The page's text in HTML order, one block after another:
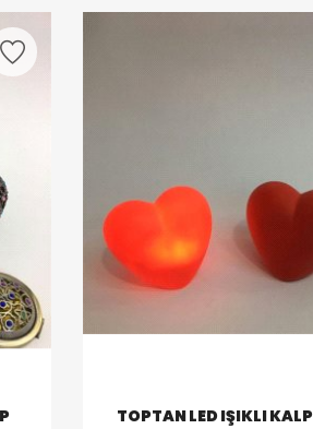
TOPTAN LED IŞIKLI